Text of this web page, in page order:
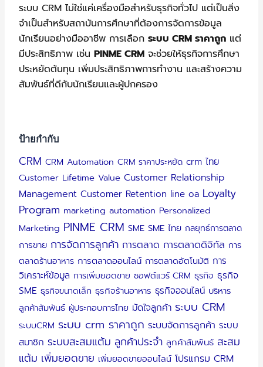
ระบบ CRM ไม่ใช่แค่เครื่องมือสำหรับธุรกิจทั่วไป แต่เป็นสิ่ง
จำเป็นสำหรับสถาบันการศึกษาที่ต้องการจัดการข้อมูล
นักเรียนอย่างมืออาชีพ การเลือกระบบ CRM ราคาถูก แต่
มีประสิทธิภาพ เช่นPINME CRM จะช่วยให้ธุรกิจการศึกษา
ประหยัดต้นทุน เพิ่มประสิทธิภาพการทำงาน และสร้างความ
สัมพันธ์ที่ดีกับนักเรียนและผู้ปกครอง
ป้ายกำกับ
CRM CRM Automation CRM ราคาประหยัด crm ไทย
Customer Lifetime Value Customer Relationship
Management Customer Retention line oa Loyalty
Program marketing automation Personalized
Marketing PINME CRM SME SME ไทย กลยุทธ์การตลาด
การขาย การจัดการลูกค้า การตลาด การตลาดดิจิทัล การ
ตลาดร้านอาหาร การตลาดออนไลน์ การตลาดอัตโนมัติ การ
วิเคราะห์ข้อมูล การเพิ่มยอดขาย ซอฟต์แวร์ CRM ธุรกิจ ธุรกิจ
SME ธุรกิจขนาดเล็ก ธุรกิจร้านอาหาร ธุรกิจออนไลน์ บริหาร
ลูกค้าสัมพันธ์ ผู้ประกอบการไทย มัดใจลูกค้า ระบบ CRM
ระบบCRM ระบบ crm ราคาถูก ระบบจัดการลูกค้า ระบบ
สมาชิก ระบบสะสมแต้ม ลูกค้าประจำ ลูกค้าสัมพันธ์ สะสม
แต้ม เพิ่มยอดขาย เพิ่มยอดขายออนไลน์ โปรแกรม CRM